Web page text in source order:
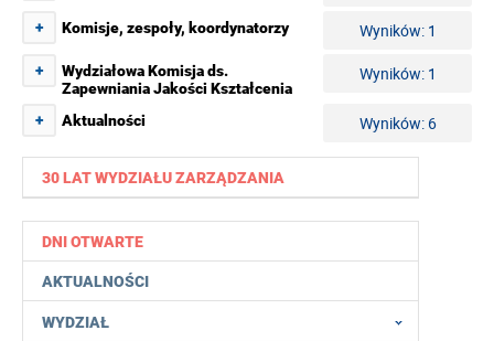
30 LAT WYDZIAŁU ZARZĄDZANIA
DNI OTWARTE
AKTUALNOŚCI
WYDZIAŁ
+ Komisje, zespoły, koordynatorzy Wyników: 1
+
Wydziałowa Komisja ds.
Zapewniania Jakości Kształcenia
Wyników: 1
+ Aktualności Wyników: 6